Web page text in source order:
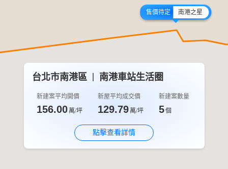
售價待定 南港之星
台北市南港區 南港車站生活圈
新建案平均開價
156.00萬/坪
新屋平均成交價
129.79萬/坪
新建案數量
5個
點擊查看詳情